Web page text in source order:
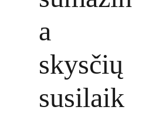
a
skysčių
susilaik